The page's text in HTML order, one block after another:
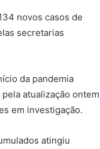
novos casos de
secretarias
da pandemia
atualização ontem
em investigação.
atingiu